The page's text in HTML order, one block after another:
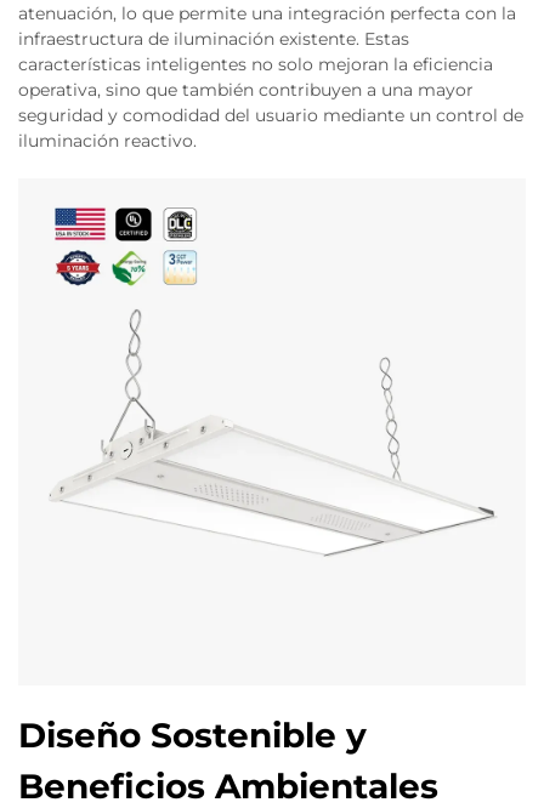
atenuación, lo que permite una integración perfecta con la
infraestructura de iluminación existente. Estas
características inteligentes no solo mejoran la eficiencia
operativa, sino que también contribuyen a una mayor
seguridad y comodidad del usuario mediante un control de
iluminación reactivo.
Diseño Sostenible y
Beneficios Ambientales